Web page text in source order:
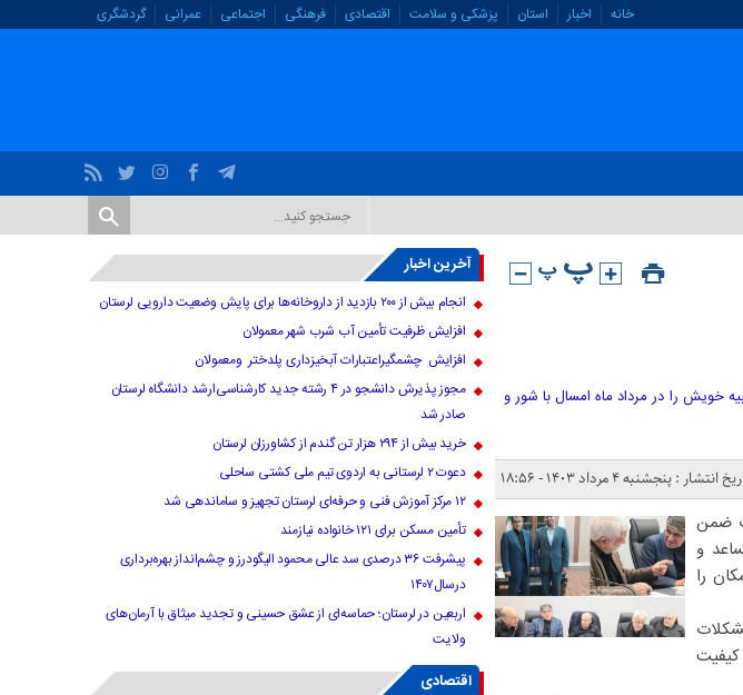
خانه اخبار استان پزشکی و سلامت اقتصادی فرهنگی اجتماعی عمرانی گردشگری
خویش را در مرداد ماه امسال با شور و
انتشار : پنجشنبه ۴ مرداد ۱۴۰۳ - ۱۸:۵۶
ضمن
و
را
کیفیت
آخرین اخبار
انجام بیش از ۲۰۰ بازدید از داروخانه‌ها برای پایش وضعیت دارویی لرستان
افزایش ظرفیت تأمین آب شرب شهر معمولان
افزایش چشمگیراعتبارات آبخیزداری پلدختر ومعمولان
مجوز پذیرش دانشجو در ۴ رشته جدید کارشناسی‌ارشد دانشگاه لرستان
صادر شد
خرید بیش از ۲۹۴ هزار تن گندم از کشاورزان لرستان
دعوت ۲ لرستانی به اردوی تیم ملی کشتی ساحلی
۱۲ مرکز آموزش فنی و حرفه‌ای لرستان تجهیز و ساماندهی شد
تأمین مسکن برای ۱۲۱ خانواده نیازمند
پیشرفت ۳۶ درصدی سد عالی محمود الیگودرز و چشم‌انداز بهره‌برداری
درسال۱۴۰۷
اربعین در لرستان؛ حماسه‌ای از عشق حسینی و تجدید میثاق با آرمان‌های
ولایت
اقتصادی